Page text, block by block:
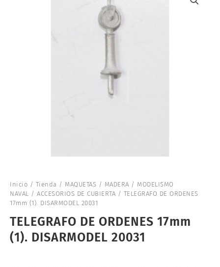
Inicio / Tienda / MAQUETAS / MADERA / MODELISMO
NAVAL / ACCESORIOS DE CUBIERTA / TELEGRAFO DE ORDENES
17mm (1). DISARMODEL 20031
TELEGRAFO DE ORDENES 17mm
(1). DISARMODEL 20031